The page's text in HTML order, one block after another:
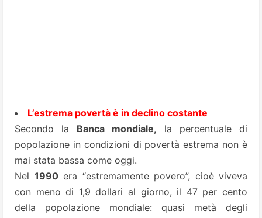
L’estrema povertà è in declino costante
Secondo la Banca mondiale, la percentuale di
popolazione in condizioni di povertà estrema non è
mai stata bassa come oggi.
Nel 1990era “estremamente povero”, cioè viveva
con meno di 1,9 dollari al giorno, il 47 per cento
della popolazione mondiale: quasi metà degli